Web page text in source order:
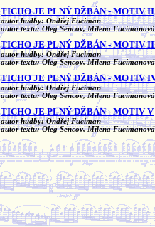
TICHO JE PLNÝ DŽBÁN - MOTIV II
autor hudby: Ondřej Fuciman
autor textu: Oleg Sencov, Milena Fucimanová
TICHO JE PLNÝ DŽBÁN - MOTIV
autor hudby: Ondřej Fuciman
autor textu: Oleg Sencov, Milena Fucimanová
TICHO JE PLNÝ DŽBÁN - MOTIV
autor hudby: Ondřej Fuciman
autor textu: Oleg Sencov, Milena Fucimanová
TICHO JE PLNÝ DŽBÁN - MOTIV V
autor hudby: Ondřej Fuciman
autor textu: Oleg Sencov, Milena Fucimanová